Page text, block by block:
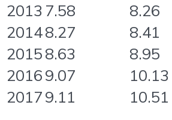
2013 7.58 8.26
20148.27 8.41
20158.63 8.95
20169.07 10.13
20179.11 10.51